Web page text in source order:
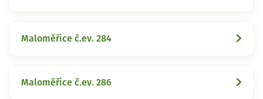
Maloměřice č.ev. 284
Maloměřice č.ev. 286